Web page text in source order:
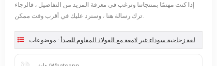
إذا كنت مهتمًا بمنتجاتنا وترغب في معرفة المزيد من التفاصيل ، فالرجاء
موضوعات : لفة زجاجية سوداء غير لامعة مع الفولاذ المقاوم للصدأ